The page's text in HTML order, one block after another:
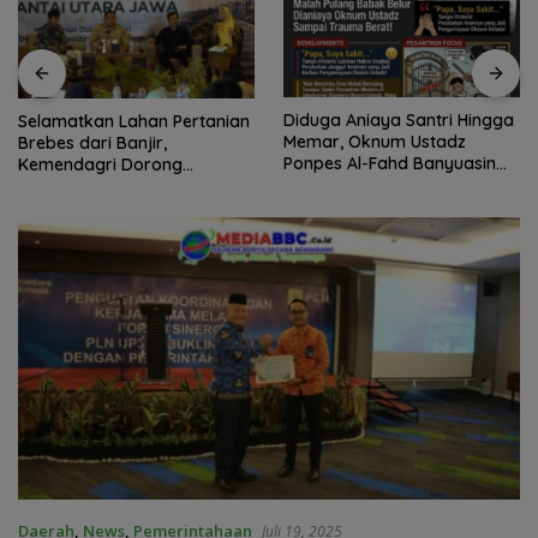
Selamatkan Lahan Pertanian
Brebes dari Banjir,
Kemendagri Dorong
Diduga Aniaya Santri Hingga
Memar, Oknum Ustadz
Ponpes Al-Fahd Banyuasin
Daerah, News, Pemerintahaan Juli 19, 2025